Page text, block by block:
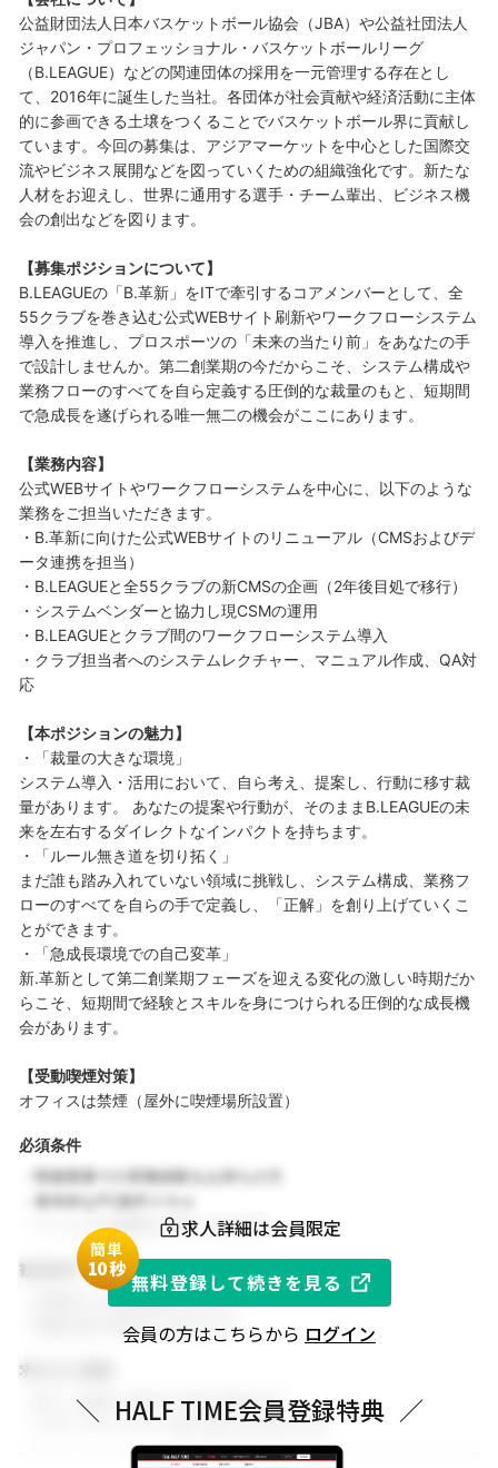
公益財団法人日本バスケットボール協会（JBA）や公益社団法人
ジャパン・プロフェッショナル・バスケットボールリーグ
（B.LEAGUE）などの関連団体の採用を一元管理する存在とし
て、2016年に誕生した当社。各団体が社会貢献や経済活動に主体
的に参画できる土壌をつくることでバスケットボール界に貢献し
ています。今回の募集は、アジアマーケットを中心とした国際交
流やビジネス展開などを図っていくための組織強化です。新たな
人材をお迎えし、世界に通用する選手・チーム輩出、ビジネス機
会の創出などを図ります。
【募集ポジションについて】
B.LEAGUEの「B.革新」をITで牽引するコアメンバーとして、全
55クラブを巻き込む公式WEBサイト刷新やワークフローシステム
導入を推進し、プロスポーツの「未来の当たり前」をあなたの手
で設計しませんか。第二創業期の今だからこそ、システム構成や
業務フローのすべてを自ら定義する圧倒的な裁量のもと、短期間
で急成長を遂げられる唯一無二の機会がここにあります。
【業務内容】
公式WEBサイトやワークフローシステムを中心に、以下のような
業務をご担当いただきます。
・B.革新に向けた公式WEBサイトのリニューアル（CMSおよびデ
ータ連携を担当）
・B.LEAGUEと全55クラブの新CMSの企画（2年後目処で移行）
・システムベンダーと協力し現CSMの運用
・B.LEAGUEとクラブ間のワークフローシステム導入
・クラブ担当者へのシステムレクチャー、マニュアル作成、QA対
応
【本ポジションの魅力】
・「裁量の大きな環境」
システム導入・活用において、自ら考え、提案し、行動に移す裁
量があります。 あなたの提案や行動が、そのままB.LEAGUEの未
来を左右するダイレクトなインパクトを持ちます。
・「ルール無き道を切り拓く」
まだ誰も踏み入れていない領域に挑戦し、システム構成、業務フ
ローのすべてを自らの手で定義し、「正解」を創り上げていくこ
とができます。
・「急成長環境での自己変革」
新.革新として第二創業期フェーズを迎える変化の激しい時期だか
らこそ、短期間で経験とスキルを身につけられる圧倒的な成長機
会があります。
【受動喫煙対策】
オフィスは禁煙（屋外に喫煙場所設置）
必須条件
・関連業務での実務経験をお持ちの方
・基本的なPC操作スキル
・チームでの協働を大切にできる方
歓迎条件
・同業界での就業経験がある方
・関連分野の知見をお持ちの方
求める人物像
・新しい挑戦に前向きに取り組める方
・スポーツビジネスに強い関心をお持ちの方
求人詳細は会員限定
簡単
10秒
無料登録して続きを見る
会員の方はこちらから ログイン
＼ HALF TIME会員登録特典 ／